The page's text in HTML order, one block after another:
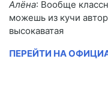
Алёна: Вообще
можешь из кучи
высокаватая
ПЕРЕЙТИ НА